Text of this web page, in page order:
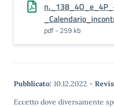
pdf - 259 kb
Pubblicato: 10.12.2022 -
Eccetto dove diversamente